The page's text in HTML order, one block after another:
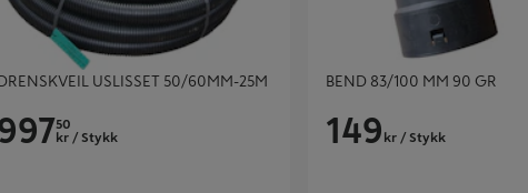
DRENSKVEIL USLISSET 50/60MM-25M
50
kr / Stykk
BEND 83/100 MM 90 GR
149 kr / Stykk